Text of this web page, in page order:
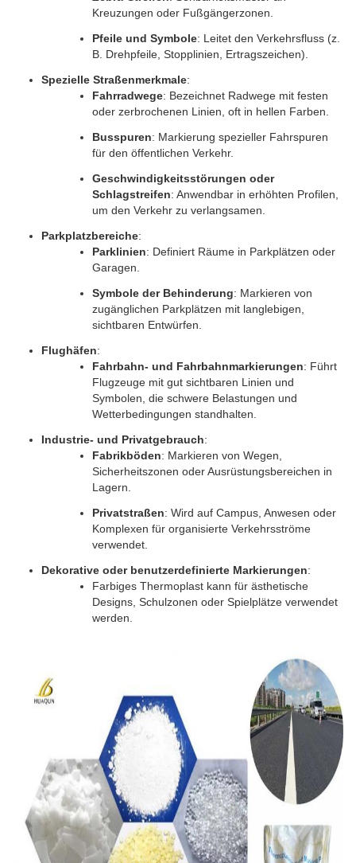
Kreuzungen oder Fußgängerzonen.
Pfeile und Symbole: Leitet den Verkehrsfluss (z.
B. Drehpfeile, Stopplinien, Ertragszeichen).
Spezielle Straßenmerkmale:
Fahrradwege: Bezeichnet Radwege mit festen
oder zerbrochenen Linien, oft in hellen Farben.
Busspuren: Markierung spezieller Fahrspuren
für den öffentlichen Verkehr.
Geschwindigkeitsstörungen oder
Schlagstreifen: Anwendbar in erhöhten Profilen,
um den Verkehr zu verlangsamen.
Parkplatzbereiche:
Parklinien: Definiert Räume in Parkplätzen oder
Garagen.
Symbole der Behinderung: Markieren von
zugänglichen Parkplätzen mit langlebigen,
sichtbaren Entwürfen.
Flughäfen:
Fahrbahn- und Fahrbahnmarkierungen: Führt
Flugzeuge mit gut sichtbaren Linien und
Symbolen, die schwere Belastungen und
Wetterbedingungen standhalten.
Industrie- und Privatgebrauch:
Fabrikböden: Markieren von Wegen,
Sicherheitszonen oder Ausrüstungsbereichen in
Lagern.
Privatstraßen: Wird auf Campus, Anwesen oder
Komplexen für organisierte Verkehrsströme
verwendet.
Dekorative oder benutzerdefinierte Markierungen:
Farbiges Thermoplast kann für ästhetische
Designs, Schulzonen oder Spielplätze verwendet
werden.